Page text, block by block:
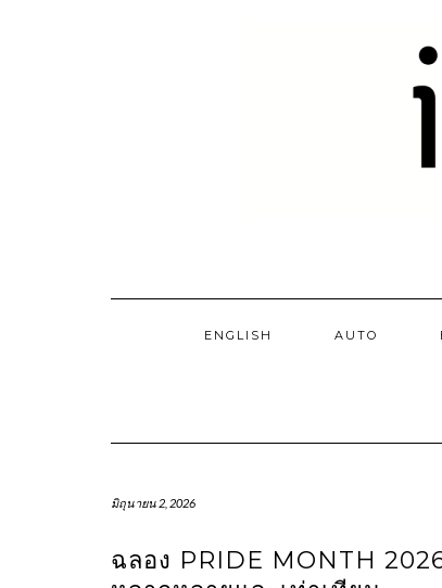
ENGLISH AUTO
มิถุนายน 2, 2026
ฉลอง PRIDE MONTH